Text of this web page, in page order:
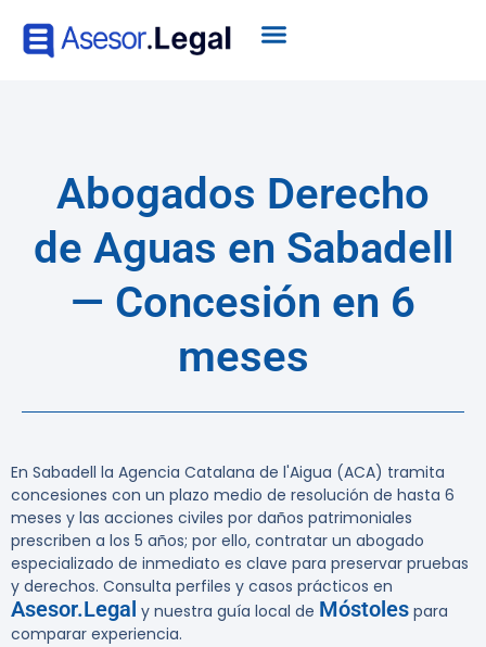
Abogados Derecho
de Aguas en Sabadell
— Concesión en 6
meses
En Sabadell la Agencia Catalana de l'Aigua (ACA) tramita
concesiones con un plazo medio de resolución de hasta 6
meses y las acciones civiles por daños patrimoniales
prescriben a los 5 años; por ello, contratar un abogado
especializado de inmediato es clave para preservar pruebas
y derechos. Consulta perfiles y casos prácticos en
Asesor.Legal y nuestra guía local de Móstoles para
comparar experiencia.